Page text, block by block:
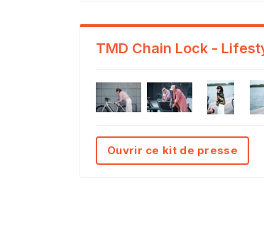
TMD Chain Lock -
Ouvrir ce kit de presse